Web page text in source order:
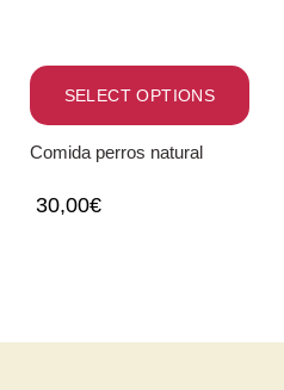
SELECT OPTIONS
Comida perros natural
30,00€